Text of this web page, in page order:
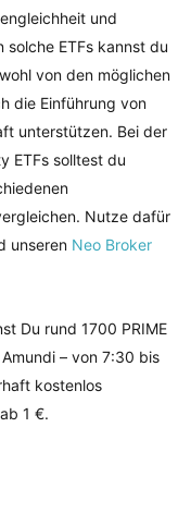
und
ETFs kannst du
von den möglichen
die Einführung von
unterstützen. Bei der
ETFs solltest du
Nutze dafür
unseren Neo Broker
Du rund 1700 PRIME
– von 7:30 bis
kostenlos
1 €.